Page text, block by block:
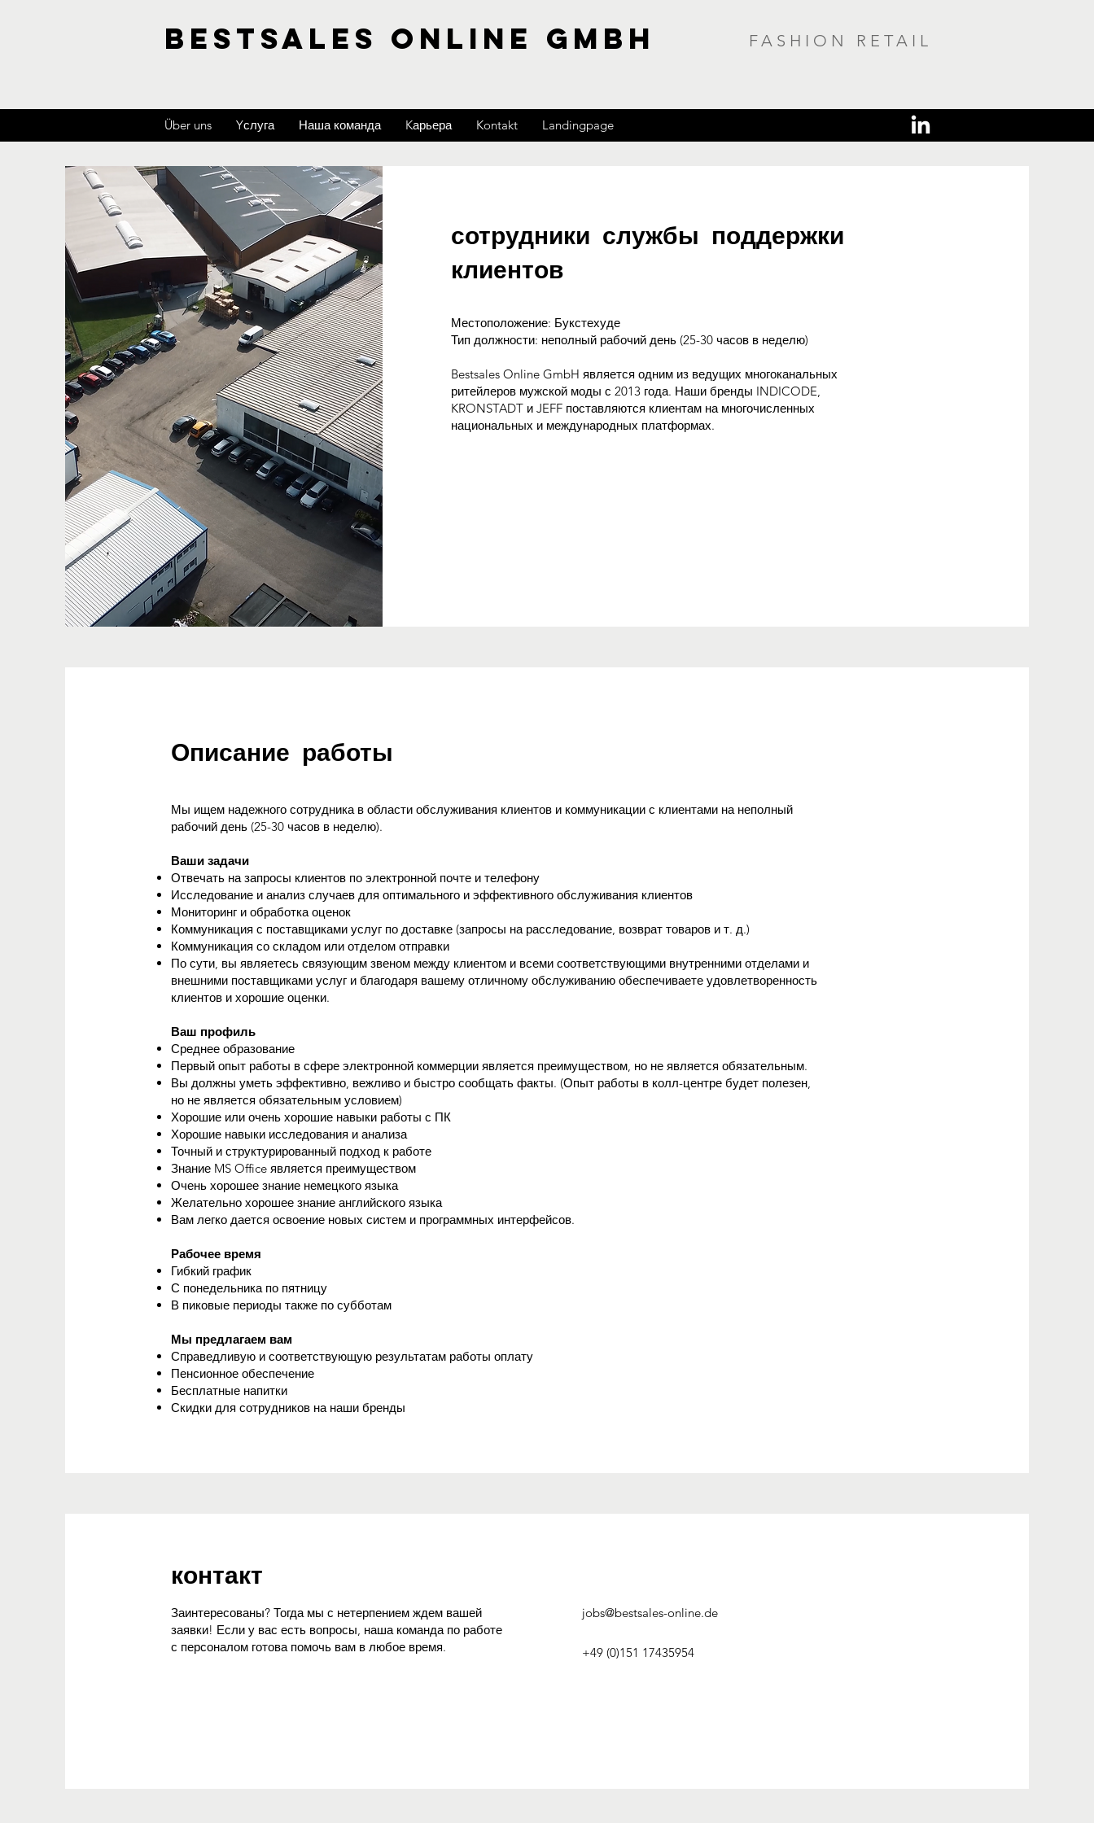
BESTSALES ONLINE GMBH FASHION RETAIL
Über uns Yслуга Наша команда Kарьера Kontakt Landingpage
сотрудники службы поддержки
клиентов
Местоположение: Букстехуде
Тип должности: неполный рабочий день (25-30 часов в неделю)
Bestsales Online GmbH является одним из ведущих многоканальных
ритейлеров мужской моды с 2013 года. Наши бренды INDICODE,
KRONSTADT и JEFF поставляются клиентам на многочисленных
национальных и международных платформах.
Описание работы
Мы ищем надежного сотрудника в области обслуживания клиентов и коммуникации с клиентами на неполный
рабочий день (25-30 часов в неделю).
Ваши задачи
Отвечать на запросы клиентов по электронной почте и телефону
Исследование и анализ случаев для оптимального и эффективного обслуживания клиентов
Мониторинг и обработка оценок
Коммуникация с поставщиками услуг по доставке (запросы на расследование, возврат товаров и т. д.)
Коммуникация со складом или отделом отправки
По сути, вы являетесь связующим звеном между клиентом и всеми соответствующими внутренними отделами и
внешними поставщиками услуг и благодаря вашему отличному обслуживанию обеспечиваете удовлетворенность
клиентов и хорошие оценки.
Ваш профиль
Среднее образование
Первый опыт работы в сфере электронной коммерции является преимуществом, но не является обязательным.
Вы должны уметь эффективно, вежливо и быстро сообщать факты. (Опыт работы в колл-центре будет полезен,
но не является обязательным условием)
Хорошие или очень хорошие навыки работы с ПК
Хорошие навыки исследования и анализа
Точный и структурированный подход к работе
Знание MS Office является преимуществом
Очень хорошее знание немецкого языка
Желательно хорошее знание английского языка
Вам легко дается освоение новых систем и программных интерфейсов.
Рабочее время
Гибкий график
С понедельника по пятницу
В пиковые периоды также по субботам​
Мы предлагаем вам
Справедливую и соответствующую результатам работы оплату
Пенсионное обеспечение
Бесплатные напитки
Скидки для сотрудников на наши бренды
контакт
Заинтересованы? Тогда мы с нетерпением ждем вашей
заявки! Если у вас есть вопросы, наша команда по работе
с персоналом готова помочь вам в любое время.
jobs@bestsales-online.de
+49 (0)151 17435954